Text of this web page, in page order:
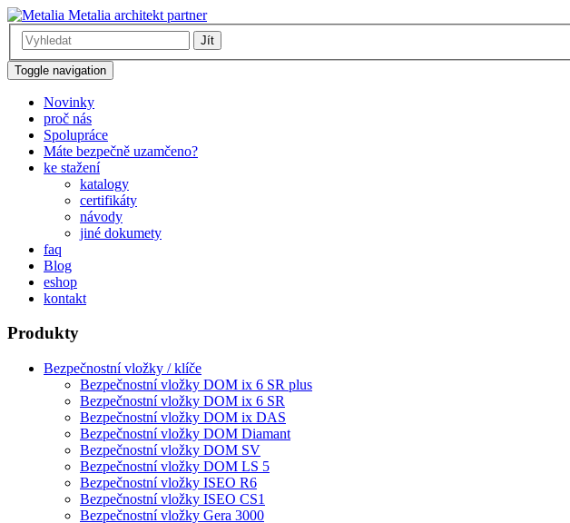
Metalia architekt partner
Jít
Toggle navigation
Novinky
proč nás
Spolupráce
Máte bezpečně uzamčeno?
ke stažení
katalogy
certifikáty
návody
jiné dokumety
faq
Blog
eshop
kontakt
Produkty
Bezpečnostní vložky / klíče
Bezpečnostní vložky DOM ix 6 SR plus
Bezpečnostní vložky DOM ix 6 SR
Bezpečnostní vložky DOM ix DAS
Bezpečnostní vložky DOM Diamant
Bezpečnostní vložky DOM SV
Bezpečnostní vložky DOM LS 5
Bezpečnostní vložky ISEO R6
Bezpečnostní vložky ISEO CS1
Bezpečnostní vložky Gera 3000